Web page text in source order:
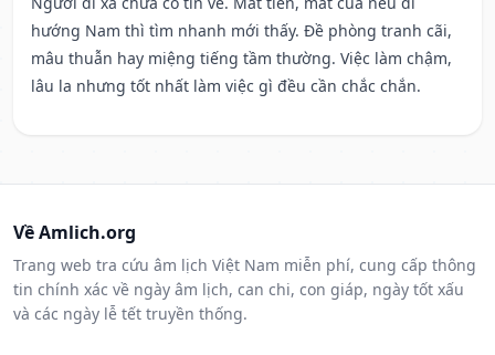
hướng Nam thì tìm nhanh mới thấy. Đề phòng tranh cãi,
mâu thuẫn hay miệng tiếng tầm thường. Việc làm chậm,
lâu la nhưng tốt nhất làm việc gì đều cần chắc chắn.
Về Amlich.org
Trang web tra cứu âm lịch Việt Nam miễn phí, cung cấp thông
tin chính xác về ngày âm lịch, can chi, con giáp, ngày tốt xấu
và các ngày lễ tết truyền thống.